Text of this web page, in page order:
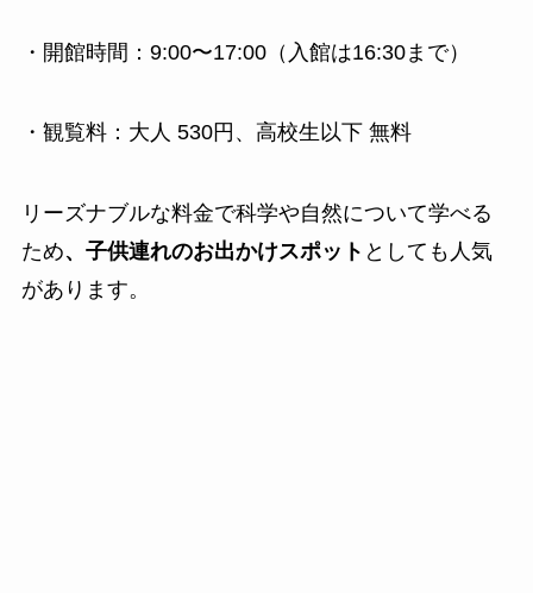
・開館時間：9:00〜17:00（入館は16:30まで）
・観覧料：大人 530円、高校生以下 無料
リーズナブルな料金で科学や自然について学べる
ため、子供連れのお出かけスポット としても人気
があります。